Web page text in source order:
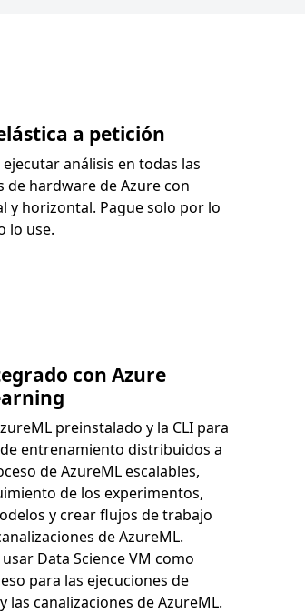
a petición
análisis en todas las
de hardware de Azure con
y horizontal. Pague solo por lo
lo use.
con Azure
preinstalado y la CLI para
entrenamiento distribuidos a
de AzureML escalables,
de los experimentos,
y crear flujos de trabajo
de AzureML.
Data Science VM como
para las ejecuciones de
las canalizaciones de AzureML.